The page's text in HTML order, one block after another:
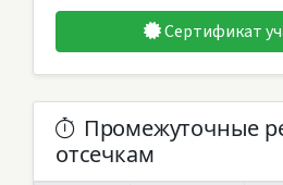
Сертификат
Промежуточные
отсечкам